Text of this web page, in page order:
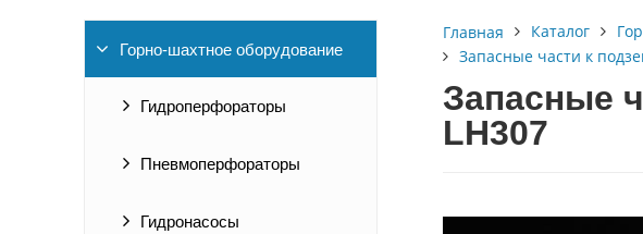
Горно-шахтное оборудование
Гидроперфораторы
Пневмоперфораторы
Гидронасосы
Главная Каталог
Запасные части к
Запасные
LH307